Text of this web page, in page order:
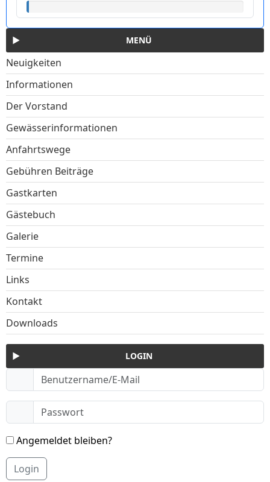
MENÜ
Neuigkeiten
Informationen
Der Vorstand
Gewässerinformationen
Anfahrtswege
Gebühren Beiträge
Gastkarten
Gästebuch
Galerie
Termine
Links
Kontakt
Downloads
LOGIN
Angemeldet bleiben?
Login